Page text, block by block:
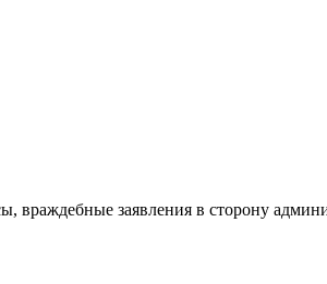
враждебные заявления в сторону